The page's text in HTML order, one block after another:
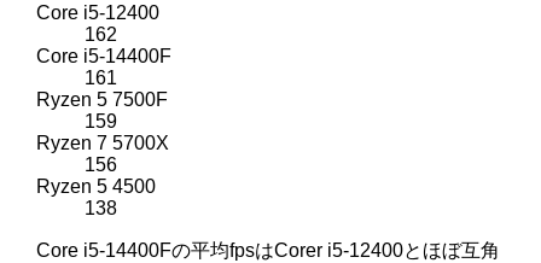
Core i5-12400
162
Core i5-14400F
161
Ryzen 5 7500F
159
Ryzen 7 5700X
156
Ryzen 5 4500
138
Core i5-14400Fの平均fpsはCorer i5-12400とほぼ互角